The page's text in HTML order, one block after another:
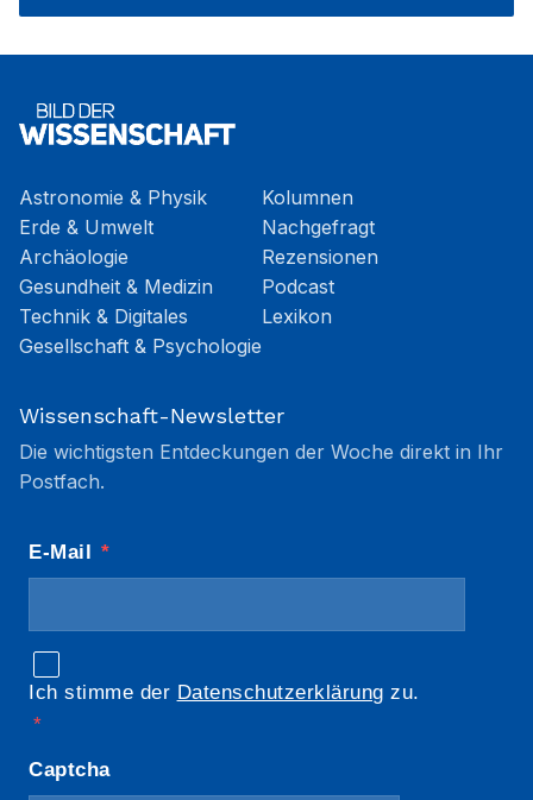
Astronomie & Physik
Erde & Umwelt
Archäologie
Gesundheit & Medizin
Technik & Digitales
Gesellschaft & Psychologie
Kolumnen
Nachgefragt
Rezensionen
Podcast
Lexikon
Wissenschaft-Newsletter
Die wichtigsten Entdeckungen der Woche direkt in Ihr
Postfach.